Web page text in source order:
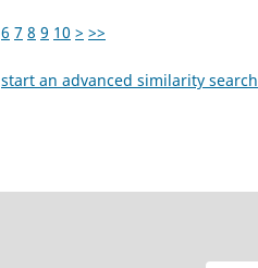
6 7 8 9 10 > >>
start an advanced similarity search